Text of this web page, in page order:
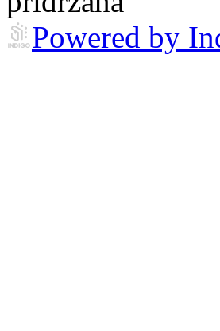
Powered by